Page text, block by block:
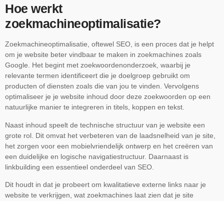
Hoe werkt
zoekmachineoptimalisatie?
Zoekmachineoptimalisatie, oftewel SEO, is een proces dat je helpt
om je website beter vindbaar te maken in zoekmachines zoals
Google. Het begint met zoekwoordenonderzoek, waarbij je
relevante termen identificeert die je doelgroep gebruikt om
producten of diensten zoals die van jou te vinden. Vervolgens
optimaliseer je je website inhoud door deze zoekwoorden op een
natuurlijke manier te integreren in titels, koppen en tekst.
Naast inhoud speelt de technische structuur van je website een
grote rol. Dit omvat het verbeteren van de laadsnelheid van je site,
het zorgen voor een mobielvriendelijk ontwerp en het creëren van
een duidelijke en logische navigatiestructuur. Daarnaast is
linkbuilding een essentieel onderdeel van SEO.
Dit houdt in dat je probeert om kwalitatieve externe links naar je
website te verkrijgen, wat zoekmachines laat zien dat je site